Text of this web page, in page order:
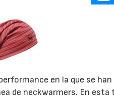
en la que se
de neckwarmers. En